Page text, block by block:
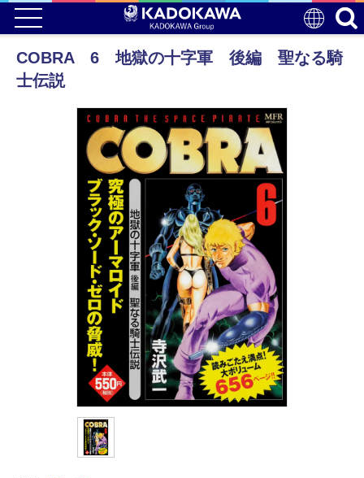
COBRA 6 地獄の十字軍 後編 聖なる騎
士伝説